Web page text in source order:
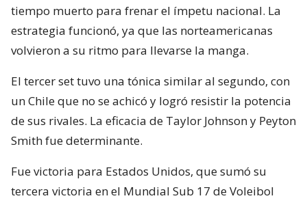
tiempo muerto para frenar el ímpetu nacional. La
estrategia funcionó, ya que las norteamericanas
volvieron a su ritmo para llevarse la manga.
El tercer set tuvo una tónica similar al segundo, con
un Chile que no se achicó y logró resistir la potencia
de sus rivales. La eficacia de Taylor Johnson y Peyton
Smith fue determinante.
Fue victoria para Estados Unidos, que sumó su
tercera victoria en el Mundial Sub 17 de Voleibol